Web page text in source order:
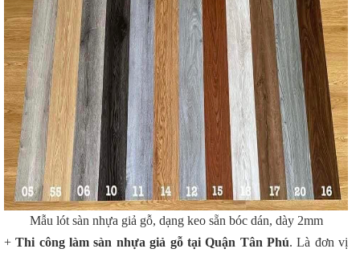
Mẫu lót sàn nhựa giả gỗ, dạng keo sẵn bóc dán, dày 2mm
+Thi công làm sàn nhựa giả gỗ tại Quận Tân Phú. Là đơn vị